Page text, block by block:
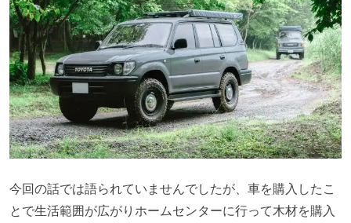
今回の話では語られていませんでしたが、車を購入したこ
とで生活範囲が広がりホームセンターに行って木材を購入